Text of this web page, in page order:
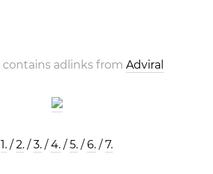
contains adlinks fromAdviral
1. /2. /3. /4. /5. /6. /7.